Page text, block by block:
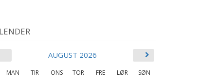
AUGUST 2026
MAN TIR ONS TOR FRE LØR SØN